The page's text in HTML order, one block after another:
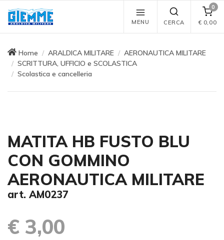
MENU CERCA
0
€ 0,00
Home ARALDICA MILITARE
AERONAUTICA MILITARE
SCRITTURA, UFFICIO e SCOLASTICA
Scolastica e cancelleria
MATITA HB FUSTO BLU
CON GOMMINO
AERONAUTICA MILITARE
art. AM0237
€ 3,00